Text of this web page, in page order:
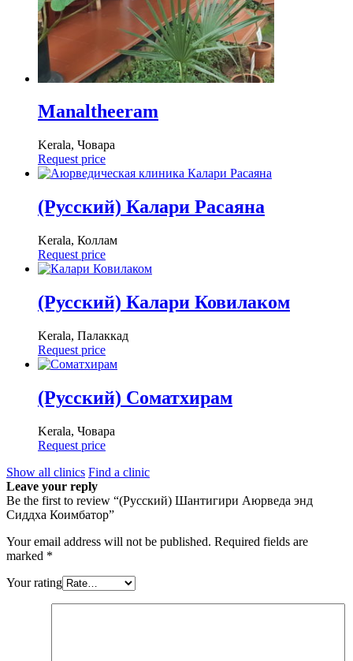
Manaltheeram
Kerala, Човара
Request price
(Русский) Калари Расаяна
Kerala, Коллам
Request price
(Русский) Калари Ковилаком
Kerala, Палаккад
Request price
(Русский) Соматхирам
Kerala, Човара
Request price
Show all clinics Find a clinic
Leave your reply
Be the first to review “(Русский) Шантигири Аюрведа энд
Сиддха Коимбатор”
Your email address will not be published. Required fields are
marked *
Your rating